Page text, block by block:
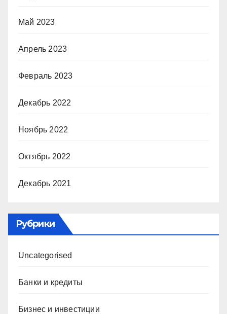
Май 2023
Апрель 2023
Февраль 2023
Декабрь 2022
Ноябрь 2022
Октябрь 2022
Декабрь 2021
Рубрики
Uncategorised
Банки и кредиты
Бизнес и инвестиции